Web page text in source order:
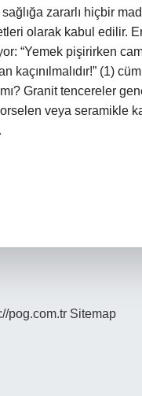
zararlı hiçbir
olarak kabul edilir.
“Yemek pişirirken
kaçınılmalıdır!” (1)
Granit tencereler
veya seramikle
pog.com.tr Sitemap